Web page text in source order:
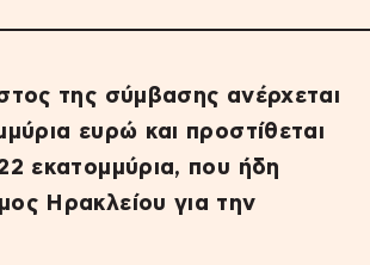
της σύμβασης ανέρχεται
ευρώ και προστίθεται
εκατομμύρια, που ήδη
Ηρακλείου για την